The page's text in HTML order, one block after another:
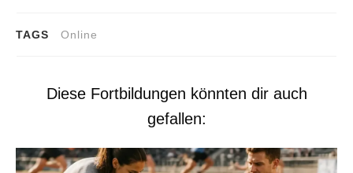
TAGS Online
Diese Fortbildungen könnten dir auch
gefallen: